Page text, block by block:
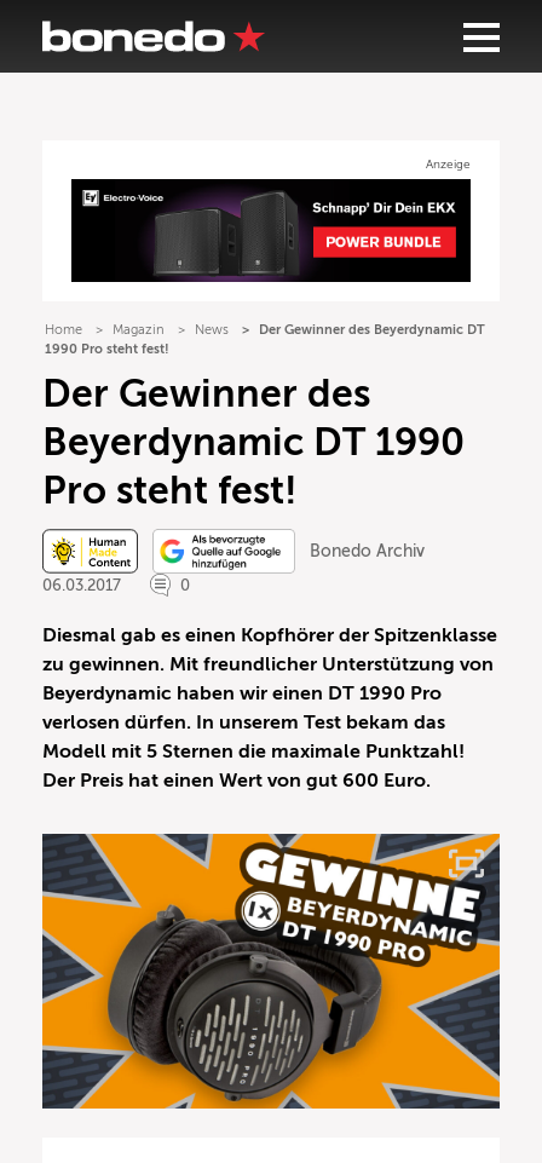
Anzeige
Home Magazin News
Der Gewinner des Beyerdynamic DT
1990 Pro steht fest!
Der Gewinner des
Beyerdynamic DT 1990
Pro steht fest!
Bonedo Archiv
06.03.2017
0
Diesmal gab es einen Kopfhörer der Spitzenklasse
zu gewinnen. Mit freundlicher Unterstützung von
Beyerdynamic haben wir einen DT 1990 Pro
verlosen dürfen. In unserem Test bekam das
Modell mit 5 Sternen die maximale Punktzahl!
Der Preis hat einen Wert von gut 600 Euro.